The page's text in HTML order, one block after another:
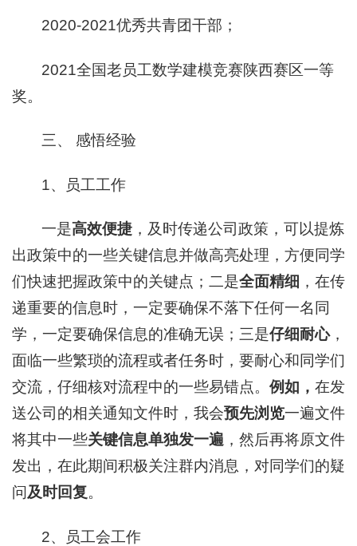
2020-2021优秀共青团干部；
2021全国老员工数学建模竞赛陕西赛区一等
奖。
三、 感悟经验
1、员工工作
一是高效便捷 ，及时传递公司政策，可以提炼
出政策中的一些关键信息并做高亮处理，方便同学
们快速把握政策中的关键点；二是全面精细 ，在传
递重要的信息时，一定要确保不落下任何一名同
学，一定要确保信息的准确无误；三是仔细耐心，
面临一些繁琐的流程或者任务时，要耐心和同学们
交流，仔细核对流程中的一些易错点。 例如， 在发
送公司的相关通知文件时，我会预先浏览一遍文件
将其中一些关键信息单独发一遍 ，然后再将原文件
发出，在此期间积极关注群内消息，对同学们的疑
问及时回复。
2、员工会工作